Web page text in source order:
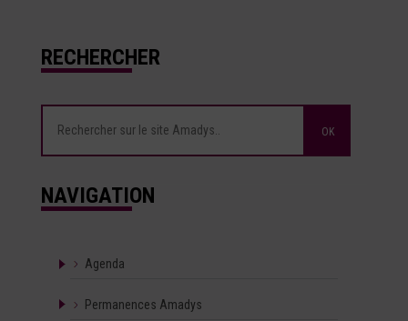
RECHERCHER
NAVIGATION
Agenda
Permanences Amadys